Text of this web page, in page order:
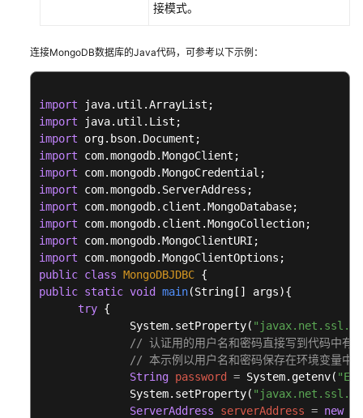
侧
通
参
数
配
置
Java
开
发
驱
接模式。
连接MongoDB数据库的Java代码，可参考以下示例：
import
import
import
import
import
import
import
import
import
import
public class MongoDBJDBC
public static void main(String[] args){
try {
              System.setProperty(
// 认证用的用户名和密码直接写到代码中有
// 本示例以用户名和密码保存在环境变量中为
String password = System.getenv(
              System.setProperty(
ServerAddress
serverAddress = new